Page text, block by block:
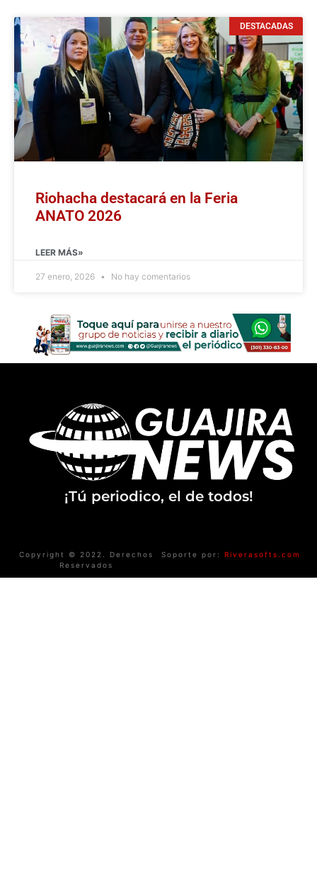
DESTACADAS
Riohacha destacará en la Feria
ANATO 2026
LEER MÁS»
27 enero, 2026 No hay comentarios
¡Tú periodico, el de todos!
Copyright © 2022. Derechos
Reservados
Soporte por: Riverasofts.com